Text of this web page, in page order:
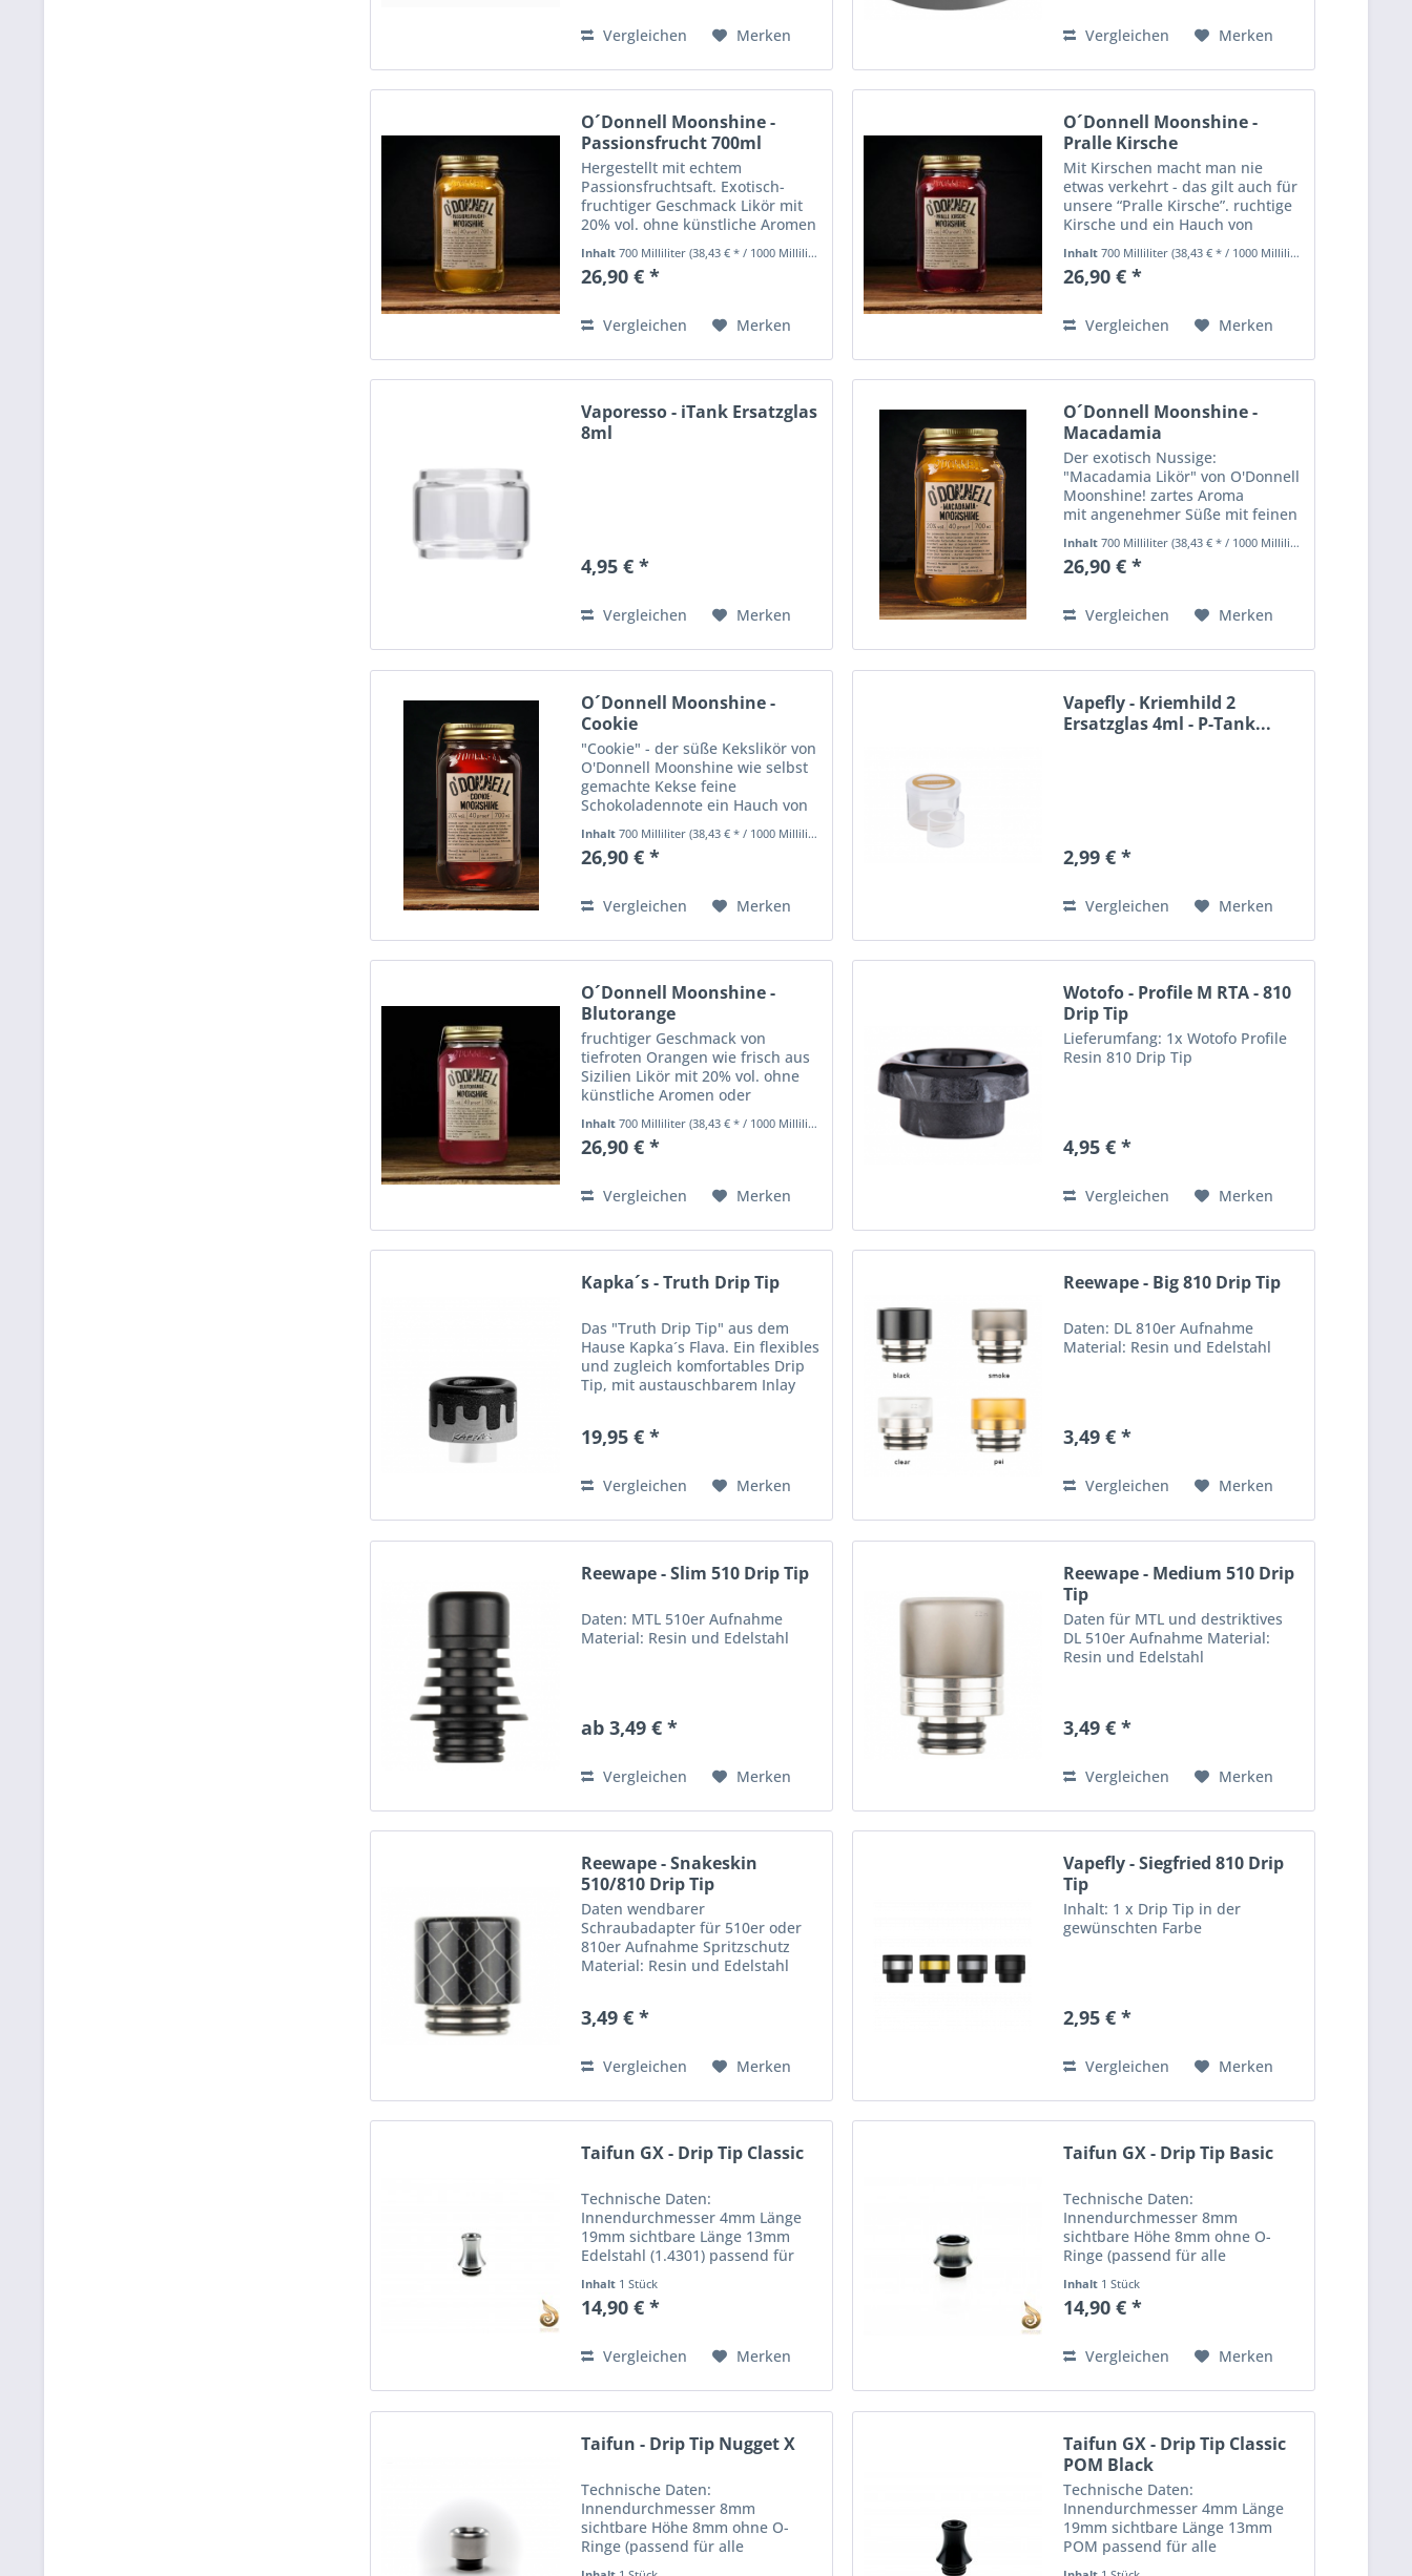
Vergleichen Merken Vergleichen Merken
O´Donnell Moonshine -
Passionsfrucht 700ml
Hergestellt mit echtem
Passionsfruchtsaft. Exotisch-
fruchtiger Geschmack Likör mit
20% vol. ohne künstliche Aromen
und Farbstoffe
Inhalt700 Milliliter(38,43 € * / 1000 Milliliter)
26,90 € *
Vergleichen Merken
O´Donnell Moonshine -
Pralle Kirsche
Mit Kirschen macht man nie
etwas verkehrt - das gilt auch für
unsere “Pralle Kirsche”. ruchtige
Kirsche und ein Hauch von
Vanille Likör mit 20% vol. ohne
künstliche Aromen und
Farbstoffe Der Likör enthält nur
Inhalt700 Milliliter(38,43 € * / 1000 Milliliter)
26,90 € *
Vergleichen Merken
Vaporesso - iTank Ersatzglas
8ml
4,95 € *
Vergleichen Merken
O´Donnell Moonshine -
Macadamia
Der exotisch Nussige:
"Macadamia Likör" von O'Donnell
Moonshine! zartes Aroma
mit angenehmer Süße mit feinen
Noten von Vanille Likör mit 20%
vol. ohne künstliche Aromen und
Farbstoffe Harte Schale, weicher
passt...
Inhalt700 Milliliter(38,43 € * / 1000 Milliliter)
26,90 € *
Vergleichen Merken
O´Donnell Moonshine -
Cookie
"Cookie" - der süße Kekslikör von
O'Donnell Moonshine wie selbst
gemachte Kekse feine
Schokoladennote ein Hauch von
20% vol. "Cookie“ schmeckt nach
feiner Schokolade und
selbst...
Inhalt700 Milliliter(38,43 € * / 1000 Milliliter)
26,90 € *
Vergleichen Merken
Vapefly - Kriemhild 2
Ersatzglas 4ml - P-Tank...
2,99 € *
Vergleichen Merken
O´Donnell Moonshine -
Blutorange
fruchtiger Geschmack von
tiefroten Orangen wie frisch aus
Sizilien Likör mit 20% vol. ohne
künstliche Aromen oder
Farbstoffe Hergestellt in
Deutschland Zwei Wochen
Sommerurlaub in Italien? Ja, das
neuen...
Inhalt700 Milliliter(38,43 € * / 1000 Milliliter)
26,90 € *
Vergleichen Merken
Wotofo - Profile M RTA - 810
Drip Tip
Lieferumfang: 1x Wotofo Profile
Resin 810 Drip Tip
4,95 € *
Vergleichen Merken
Kapka´s - Truth Drip Tip
Das "Truth Drip Tip" aus dem
Hause Kapka´s Flava. Ein flexibles
und zugleich komfortables Drip
Tip, mit austauschbarem Inlay
Variante. Die obere Hälfte des
19,95 € *
Vergleichen Merken
Reewape - Big 810 Drip Tip
Daten: DL 810er Aufnahme
Material: Resin und Edelstahl
3,49 € *
Vergleichen Merken
Reewape - Slim 510 Drip Tip
Daten: MTL 510er Aufnahme
Material: Resin und Edelstahl
ab 3,49 € *
Vergleichen Merken
Reewape - Medium 510 Drip
Tip
Daten für MTL und destriktives
DL 510er Aufnahme Material:
Resin und Edelstahl
3,49 € *
Vergleichen Merken
Reewape - Snakeskin
510/810 Drip Tip
Daten wendbarer
Schraubadapter für 510er oder
810er Aufnahme Spritzschutz
Material: Resin und Edelstahl
3,49 € *
Vergleichen Merken
Vapefly - Siegfried 810 Drip
Tip
Inhalt: 1 x Drip Tip in der
gewünschten Farbe
2,95 € *
Vergleichen Merken
Taifun GX - Drip Tip Classic
Technische Daten:
Innendurchmesser 4mm Länge
19mm sichtbare Länge 13mm
Edelstahl (1.4301) passend für
Anschluss Lieferumgfang: 1x
Taifun GX - Drip Tip Classic
Inhalt 1 Stück
14,90 € *
Vergleichen Merken
Taifun GX - Drip Tip Basic
Technische Daten:
Innendurchmesser 8mm
sichtbare Höhe 8mm ohne O-
Ringe (passend für alle
POM Einsatz Edelstahl Hülse
(1.4301) Wide Bore Lieferumfang:
Inhalt 1 Stück
14,90 € *
Vergleichen Merken
Taifun - Drip Tip Nugget X
Technische Daten:
Innendurchmesser 8mm
sichtbare Höhe 8mm ohne O-
Ringe (passend für alle
Taifun GX - Drip Tip Classic
POM Black
Technische Daten:
Innendurchmesser 4mm Länge
19mm sichtbare Länge 13mm
POM passend für alle